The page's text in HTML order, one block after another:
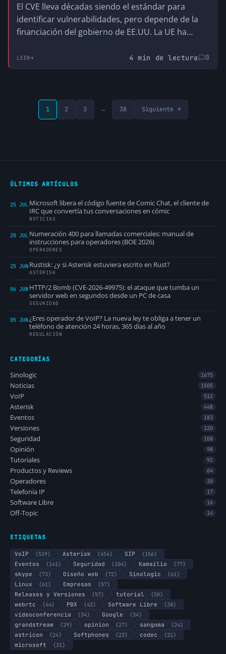
El CVE lleva décadas siendo el estándar para
identificar vulnerabilidades, pero depende de la
financiación del gobierno de EE.UU. La UE ha
descentralizada y compatible, para no depender
de una infraestructura que no controla.
LEER 4 min de lectura 0
1 2 3 … 38 Siguiente →
ÚLTIMOS ARTÍCULOS
25 JUL Microsoft libera el código fuente de Comic Chat, el cliente de
IRC que convertía tus conversaciones en cómic
NOTICIAS
20 JUL Numeración 400 para llamadas comerciales: manual de
instrucciones para operadores (BOE 2026)
OPERADORES
25 JUN Rustisk: ¿y si Asterisk estuviera escrito en Rust?
ASTERISK
06 JUN HTTP/2 Bomb (CVE-2026-49975): el ataque que tumba un
servidor web en segundos desde un PC de casa
SEGURIDAD
05 JUN¿Eres operador de VoIP? La nueva ley te obliga a tener un
teléfono de atención 24 horas, 365 días al año
REGULACIÓN
CATEGORÍAS
Sinologic 1675
Noticias 1505
VoIP 512
Asterisk 448
Eventos 183
Versiones 120
Seguridad 108
Opinión 98
Tutoriales 92
Productos y Reviews 64
Operadores 20
Telefonía IP 17
Software Libre 16
Off-Topic 14
ETIQUETAS
VoIP (519) Asterisk (454) SIP
(156)
Eventos
(141) Seguridad (104) Kamailio
(77)
skype
(73) Diseño web (72) Sinologic
(61)
Linux
(61) Empresas
(57)
Releases y Versiones
(57) tutorial
(50)
webrtc
(44) PBX (42) Software Libre
(38)
videoconferencia
(34) Google
(34)
grandstream
(29) opinion (27) sangoma
(24)
astricon
(24) Softphones (23) codec
(21)
microsoft
(21)